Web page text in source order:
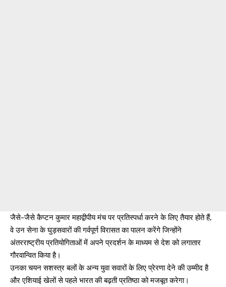
जैसे-जैसे कैप्टन कुमार महाद्वीपीय मंच पर प्रतिस्पर्धा करने के लिए तैयार होते हैं,
वे उन सेना के घुड़सवारों की गर्वपूर्ण विरासत का पालन करेंगे जिन्होंने
अंतरराष्ट्रीय प्रतियोगिताओं में अपने प्रदर्शन के माध्यम से देश को लगातार
गौरवान्वित किया है।
उनका चयन सशस्त्र बलों के अन्य युवा सवारों के लिए प्रेरणा देने की उम्मीद है
और एशियाई खेलों से पहले भारत की बढ़ती प्रतिष्ठा को मजबूत करेगा।